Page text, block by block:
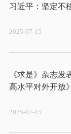
2025-07-15
《求是》杂志
2025-07-15